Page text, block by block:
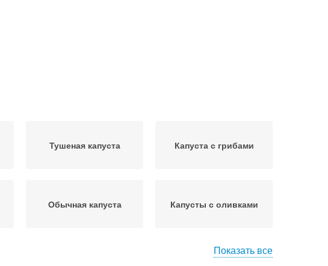
Тушеная капуста Капуста с грибами
Обычная капуста Капусты с оливками
Блюда из пекинской
Показать все